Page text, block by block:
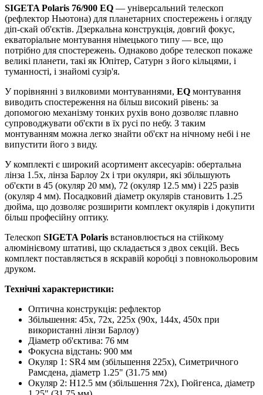
SIGETA Polaris 76/900 EQ — універсальний телескоп
(рефлектор Ньютона) для планетарних спостережень і огляду
діп-скай об'єктів. Дзеркальна конструкція, довгий фокус,
екваторіальне монтування німецького типу — все, що
потрібно для спостережень. Однаково добре телескоп покаже
великі планети, такі як Юпітер, Сатурн з його кільцями, і
туманності, і знайомі сузір'я.
У порівнянні з вилковими монтуваннями, EQ монтування
виводить спостереження на більш високий рівень: за
допомогою механізму тонких рухів воно дозволяє плавно
супроводжувати об'єкти в їх русі по небу. З таким
монтуванням можна легко знайти об'єкт на нічному небі і не
випустити його з виду.
У комплекті є широкий асортимент аксесуарів: обертальна
лінза 1.5х, лінза Барлоу 2x і три окуляри, які збільшують
об'єкти в 45 (окуляр 20 мм), 72 (окуляр 12.5 мм) і 225 разів
(окуляр 4 мм). Посадковий діаметр окулярів становить 1.25
дюйма, що дозволяє розширити комплект окулярів і докупити
більш професійну оптику.
Телескоп SIGETA Polaris встановлюється на стійкому
алюмінієвому штативі, що складається з двох секцій. Весь
комплект поставляється в яскравій коробці з повнокольоровим
друком.
Технічні характеристики:
Оптична конструкція: рефлектор
Збільшення: 45x, 72x, 225x (90x, 144x, 450x при
використанні лінзи Барлоу)
Діаметр об'єктива: 76 мм
Фокусна відстань: 900 мм
Окуляр 1: SR4 мм (збільшення 225x), Симетричного
Рамсдена, діаметр 1.25" (31.75 мм)
Окуляр 2: H12.5 мм (збільшення 72x), Гюйгенса, діаметр